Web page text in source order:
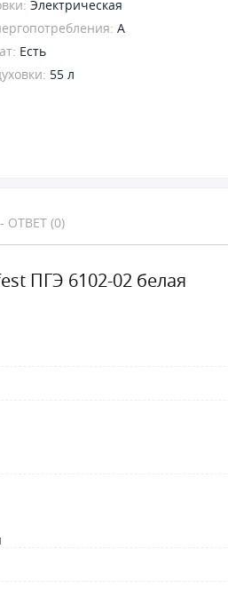
Электрическая
A
Есть
55 л
ОТВЕТ (0)
ПГЭ 6102-02 белая